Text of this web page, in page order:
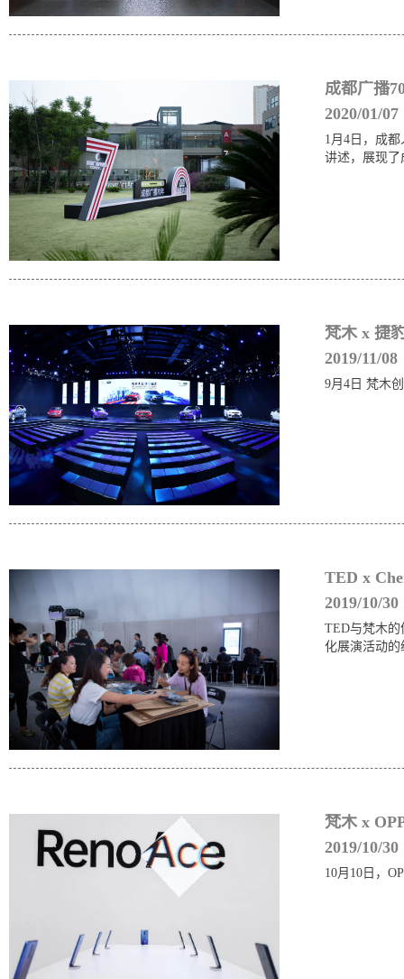
成都广播
2020/01/07
1月4日，成
讲述，展现了
梵木 x 捷
2019/11/08
9月4
TED x
2019/10/30
TED与梵木
化展演活动的
梵木 x
2019/10/30
10月10日，